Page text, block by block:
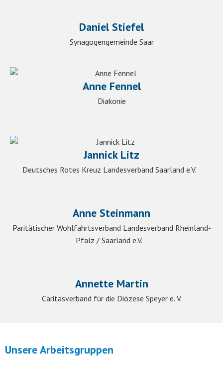
Daniel Stiefel
Synagogengemeinde Saar
Anne Fennel
Diakonie
Jannick Litz
Deutsches Rotes Kreuz Landesverband Saarland e.V.
Anne Steinmann
Paritätischer Wohlfahrtsverband Landesverband Rheinland-
Pfalz / Saarland e.V.
Annette Martin
Caritasverband für die Diözese Speyer e. V.
Unsere Arbeitsgruppen